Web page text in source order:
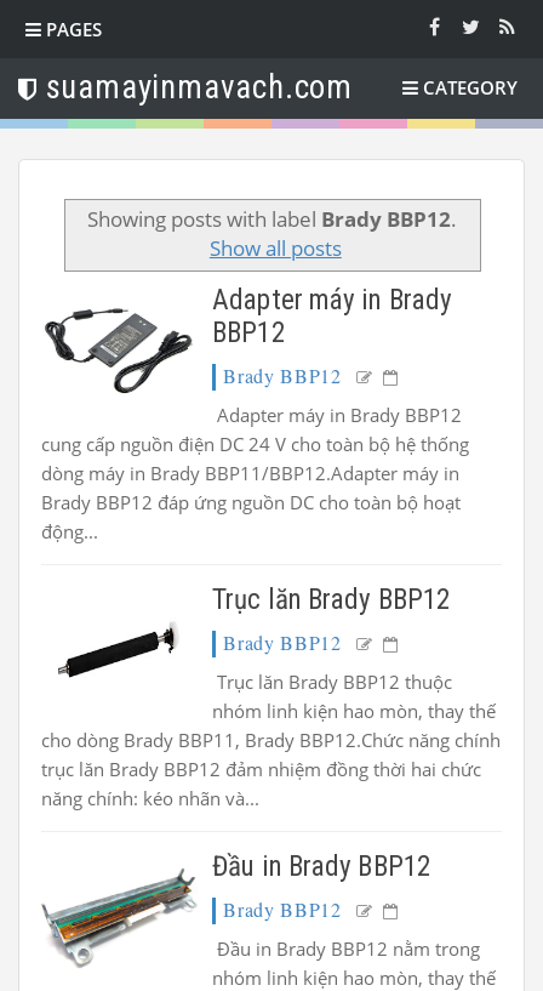
PAGES
suamayinmavach.com CATEGORY
Showing posts with label Brady BBP12.
Show all posts
Adapter máy in Brady
BBP12
Brady BBP12
Adapter máy in Brady BBP12
cung cấp nguồn điện DC 24 V cho toàn bộ hệ thống
dòng máy in Brady BBP11/BBP12.Adapter máy in
Brady BBP12 đáp ứng nguồn DC cho toàn bộ hoạt
động...
Trục lăn Brady BBP12
Brady BBP12
Trục lăn Brady BBP12 thuộc
nhóm linh kiện hao mòn, thay thế
cho dòng Brady BBP11, Brady BBP12.Chức năng chính
trục lăn Brady BBP12 đảm nhiệm đồng thời hai chức
năng chính: kéo nhãn và...
Đầu in Brady BBP12
Brady BBP12
Đầu in Brady BBP12 nằm trong
nhóm linh kiện hao mòn, thay thế